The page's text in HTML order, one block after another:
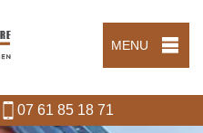
MENU
07 61 85 18 71